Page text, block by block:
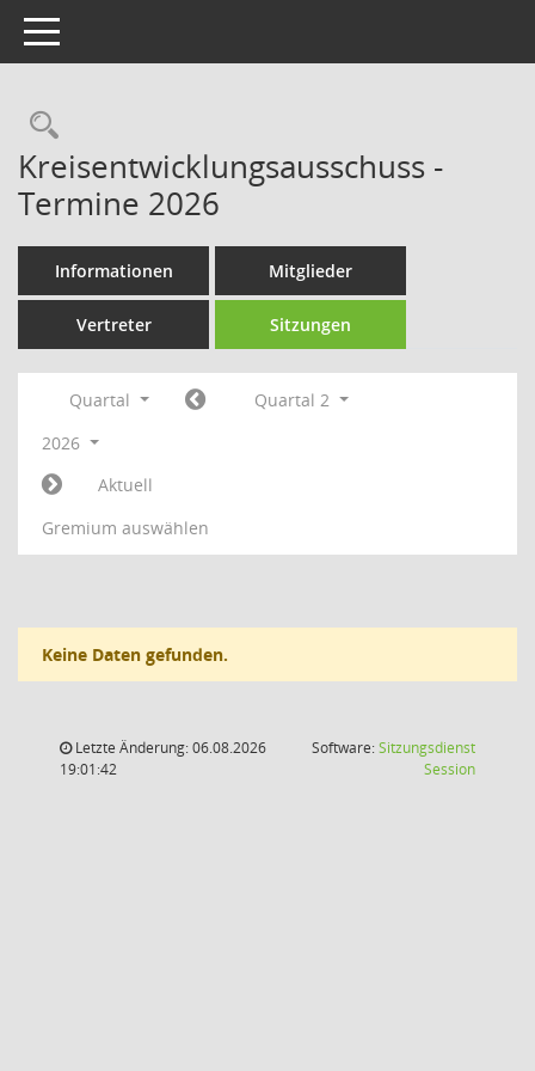
Toggle navigation
Rechercheauswahl
Kreisentwicklungsausschuss -
Termine 2026
Informationen Mitglieder
Vertreter Sitzungen
Quartal
Quartal 2
2026
Aktuell
Gremium auswählen
Keine Daten gefunden.
Letzte Änderung: 06.08.2026
19:01:42
Software:Sitzungsdienst
Session(Wird in